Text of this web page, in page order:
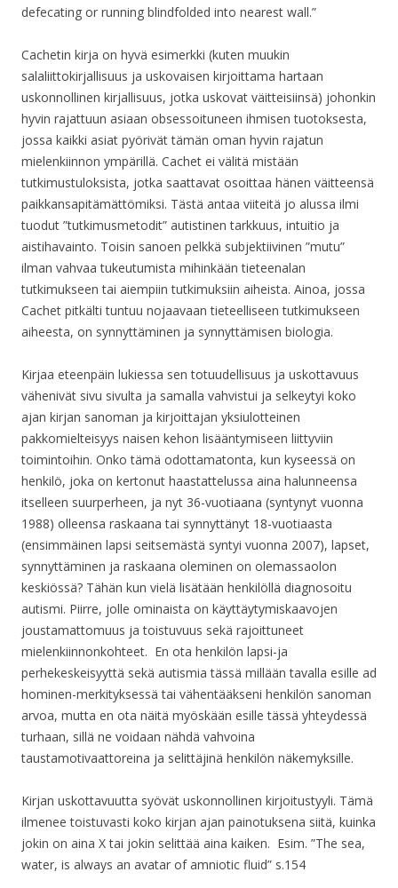
defecating or running blindfolded into nearest wall.”
Cachetin kirja on hyvä esimerkki (kuten muukin
salaliittokirjallisuus ja uskovaisen kirjoittama hartaan
uskonnollinen kirjallisuus, jotka uskovat väitteisiinsä) johonkin
hyvin rajattuun asiaan obsessoituneen ihmisen tuotoksesta,
jossa kaikki asiat pyörivät tämän oman hyvin rajatun
mielenkiinnon ympärillä. Cachet ei välitä mistään
tutkimustuloksista, jotka saattavat osoittaa hänen väitteensä
paikkansapitämättömiksi. Tästä antaa viiteitä jo alussa ilmi
tuodut ”tutkimusmetodit” autistinen tarkkuus, intuitio ja
aistihavainto. Toisin sanoen pelkkä subjektiivinen ”mutu”
ilman vahvaa tukeutumista mihinkään tieteenalan
tutkimukseen tai aiempiin tutkimuksiin aiheista. Ainoa, jossa
Cachet pitkälti tuntuu nojaavaan tieteelliseen tutkimukseen
aiheesta, on synnyttäminen ja synnyttämisen biologia.
Kirjaa eteenpäin lukiessa sen totuudellisuus ja uskottavuus
vähenivät sivu sivulta ja samalla vahvistui ja selkeytyi koko
ajan kirjan sanoman ja kirjoittajan yksiulotteinen
pakkomielteisyys naisen kehon lisääntymiseen liittyviin
toimintoihin. Onko tämä odottamatonta, kun kyseessä on
henkilö, joka on kertonut haastattelussa aina halunneensa
itselleen suurperheen, ja nyt 36-vuotiaana (syntynyt vuonna
1988) olleensa raskaana tai synnyttänyt 18-vuotiaasta
(ensimmäinen lapsi seitsemästä syntyi vuonna 2007), lapset,
synnyttäminen ja raskaana oleminen on olemassaolon
keskiössä? Tähän kun vielä lisätään henkilöllä diagnosoitu
autismi. Piirre, jolle ominaista on käyttäytymiskaavojen
joustamattomuus ja toistuvuus sekä rajoittuneet
mielenkiinnonkohteet. En ota henkilön lapsi-ja
perhekeskeisyyttä sekä autismia tässä millään tavalla esille ad
hominen-merkityksessä tai vähentääkseni henkilön sanoman
arvoa, mutta en ota näitä myöskään esille tässä yhteydessä
turhaan, sillä ne voidaan nähdä vahvoina
taustamotivaattoreina ja selittäjinä henkilön näkemyksille.
Kirjan uskottavuutta syövät uskonnollinen kirjoitustyyli. Tämä
ilmenee toistuvasti koko kirjan ajan painotuksena siitä, kuinka
jokin on aina X tai jokin selittää aina kaiken. Esim. ”The sea,
water, is always an avatar of amniotic fluid” s.154